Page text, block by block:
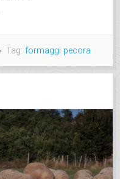
Tag: formaggi pecora